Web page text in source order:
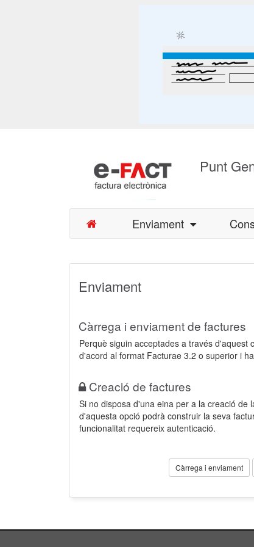
Punt
Enviament
Enviament
Càrrega i enviament de factures
Perquè siguin acceptades a través d'aquest
d'acord al format Facturae 3.2 o superior i
Creació de factures
Si no disposa d'una eina per a la creació de
d'aquesta opció podrà construir la seva
funcionalitat requereix autenticació.
Càrrega i enviament